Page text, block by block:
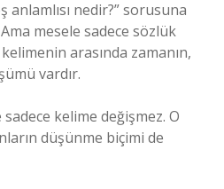
anlamlısı nedir?” sorusuna
mesele sadece sözlük
arasında zamanın,
vardır.
kelime değişmez. O
düşünme biçimi de